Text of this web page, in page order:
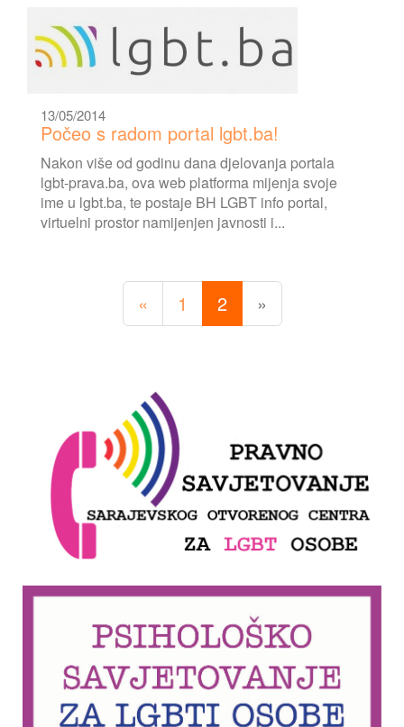
13/05/2014
Počeo s radom portal lgbt.ba!
Nakon više od godinu dana djelovanja portala
lgbt-prava.ba, ova web platforma mijenja svoje
ime u lgbt.ba, te postaje BH LGBT info portal,
virtuelni prostor namijenjen javnosti i...
« 1 2 »